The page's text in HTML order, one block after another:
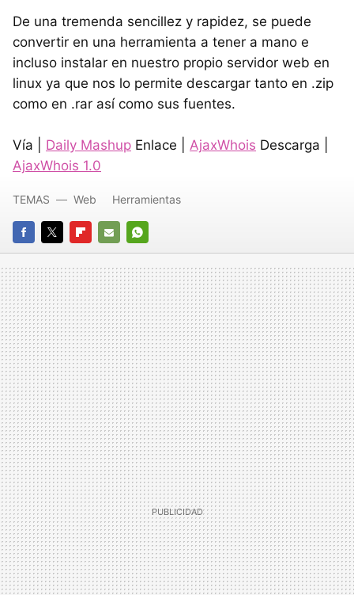
De una tremenda sencillez y rapidez, se puede
convertir en una herramienta a tener a mano e
incluso instalar en nuestro propio servidor web en
linux ya que nos lo permite descargar tanto en .zip
como en .rar así como sus fuentes.
Vía | Daily Mashup Enlace | AjaxWhois Descarga |
AjaxWhois 1.0
FACEBOOK
TWITTERFLIPBOARD
E-
MAIL
WHATSAPP
TEMAS Web Herramientas